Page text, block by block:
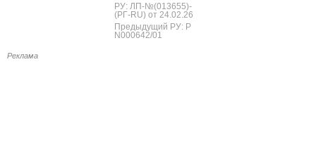
РУ: ЛП-№(013655)-
(РГ-RU) от 24.02.26
Предыдущий РУ: Р
N000642/01
Реклама